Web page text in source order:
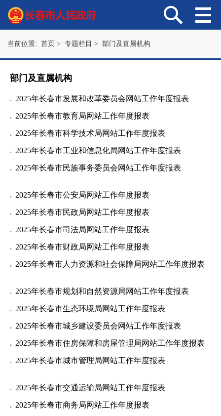
当前位置: 首页 > 专题栏目 > 部门及直属机构
部门及直属机构
2025年长春市发展和改革委员会网站工作年度报表
2025年长春市教育局网站工作年度报表
2025年长春市科学技术局网站工作年度报表
2025年长春市工业和信息化局网站工作年度报表
2025年长春市民族事务委员会网站工作年度报表
2025年长春市公安局网站工作年度报表
2025年长春市民政局网站工作年度报表
2025年长春市司法局网站工作年度报表
2025年长春市财政局网站工作年度报表
2025年长春市人力资源和社会保障局网站工作年度报表
2025年长春市规划和自然资源局网站工作年度报表
2025年长春市生态环境局网站工作年度报表
2025年长春市城乡建设委员会网站工作年度报表
2025年长春市住房保障和房屋管理局网站工作年度报表
2025年长春市城市管理局网站工作年度报表
2025年长春市交通运输局网站工作年度报表
2025年长春市商务局网站工作年度报表